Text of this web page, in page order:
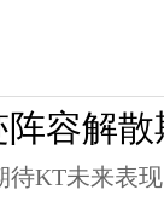
阵容解
待KT未来表现